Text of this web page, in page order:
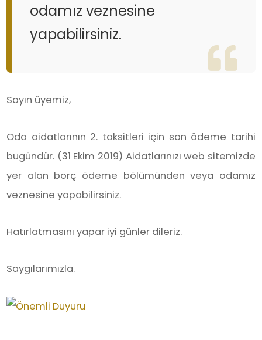
odamız veznesine
yapabilirsiniz.
Sayın üyemiz,
Oda aidatlarının 2. taksitleri için son ödeme tarihi
bugündür. (31 Ekim 2019) Aidatlarınızı web sitemizde
yer alan borç ödeme bölümünden veya odamız
veznesine yapabilirsiniz.
Hatırlatmasını yapar iyi günler dileriz.
Saygılarımızla.